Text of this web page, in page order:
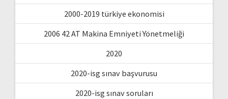
2000-2019 türkiye ekonomisi
2006 42 AT Makina Emniyeti Yönetmeliği
2020
2020-isg sınav başvurusu
2020-isg sınav soruları